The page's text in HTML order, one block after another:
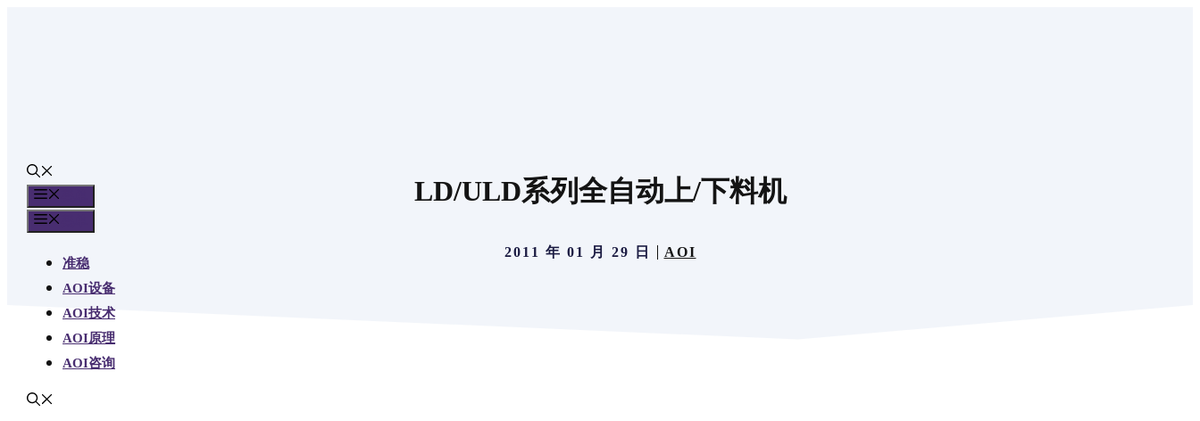
准稳
AOI设备
AOI技术
AOI原理
AOI咨询
LD/ULD系列全自动上/下料机
2011 年 01 月 29 日 AOI